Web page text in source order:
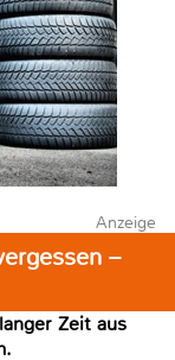
Anzeige
–
Zeit aus